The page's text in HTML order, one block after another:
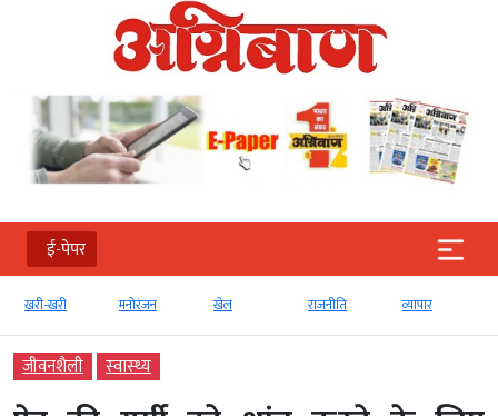
ई-पेपर
खरी-खरी मनोरंजन खेल राजनीति व्‍यापार
जीवनशैली स्‍वास्‍थ्‍य